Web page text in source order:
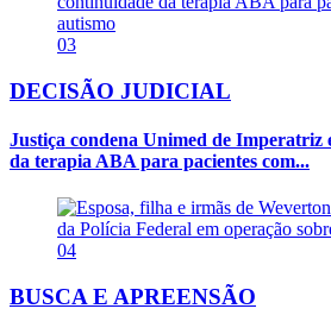
03
DECISÃO JUDICIAL
Justiça condena Unimed de Imperatriz
da terapia ABA para pacientes com...
04
BUSCA E APREENSÃO